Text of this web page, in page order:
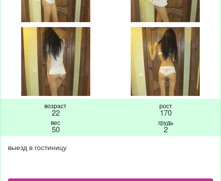
возраст
22
рост
170
вес
50
грудь
2
выезд в гостиницу